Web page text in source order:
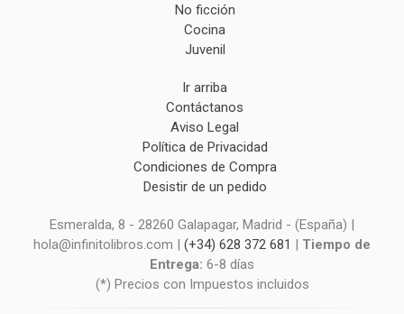
No ficción
Cocina
Juvenil
Ir arriba
Contáctanos
Aviso Legal
Política de Privacidad
Condiciones de Compra
Desistir de un pedido
Esmeralda, 8 - 28260 Galapagar, Madrid - (España) |
hola@infinitolibros.com | (+34) 628 372 681 | Tiempo de
Entrega: 6-8 días
(*) Precios con Impuestos incluidos